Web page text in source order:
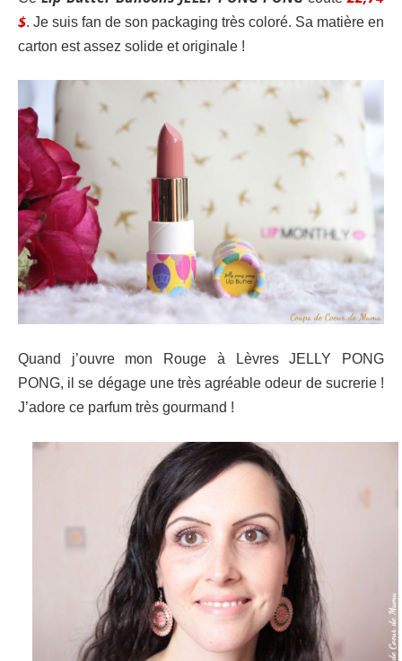
$. Je suis fan de son packaging très coloré. Sa matière en
carton est assez solide et originale !
Quand j’ouvre mon Rouge à Lèvres JELLY PONG
PONG, il se dégage une très agréable odeur de sucrerie !
J’adore ce parfum très gourmand !